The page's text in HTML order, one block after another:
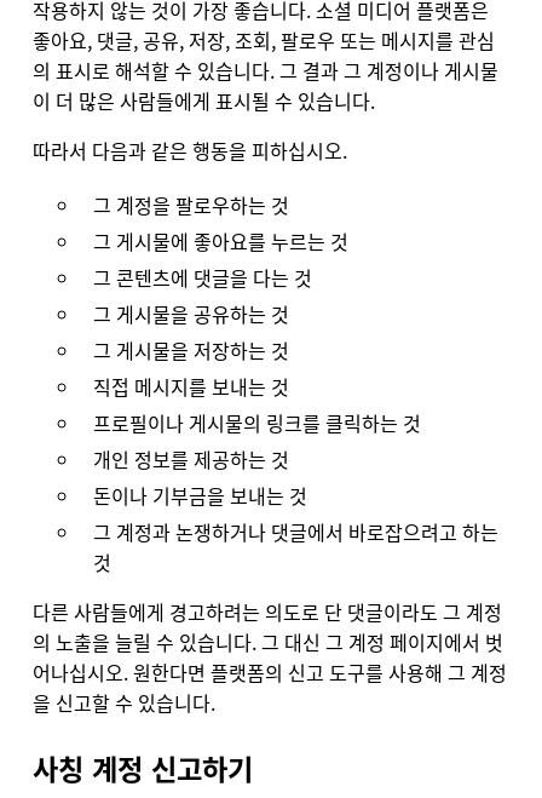
작용하지 않는 것이 가장 좋습니다. 소셜 미디어 플랫폼은
좋아요, 댓글, 공유, 저장, 조회, 팔로우 또는 메시지를 관심
의 표시로 해석할 수 있습니다. 그 결과 그 계정이나 게시물
이 더 많은 사람들에게 표시될 수 있습니다.
따라서 다음과 같은 행동을 피하십시오.
그 계정을 팔로우하는 것
그 게시물에 좋아요를 누르는 것
그 콘텐츠에 댓글을 다는 것
그 게시물을 공유하는 것
그 게시물을 저장하는 것
직접 메시지를 보내는 것
프로필이나 게시물의 링크를 클릭하는 것
개인 정보를 제공하는 것
돈이나 기부금을 보내는 것
그 계정과 논쟁하거나 댓글에서 바로잡으려고 하는
것
다른 사람들에게 경고하려는 의도로 단 댓글이라도 그 계정
의 노출을 늘릴 수 있습니다. 그 대신 그 계정 페이지에서 벗
어나십시오. 원한다면 플랫폼의 신고 도구를 사용해 그 계정
을 신고할 수 있습니다.
사칭 계정 신고하기